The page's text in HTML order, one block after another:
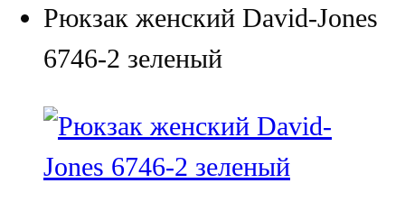
Рюкзак женский David-Jones
6746-2 зеленый